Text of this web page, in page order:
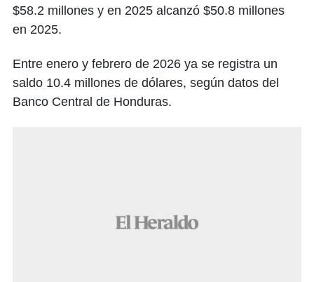
$58.2 millones y en 2025 alcanzó $50.8 millones
en 2025.
Entre enero y febrero de 2026 ya se registra un
saldo 10.4 millones de dólares, según datos del
Banco Central de Honduras.